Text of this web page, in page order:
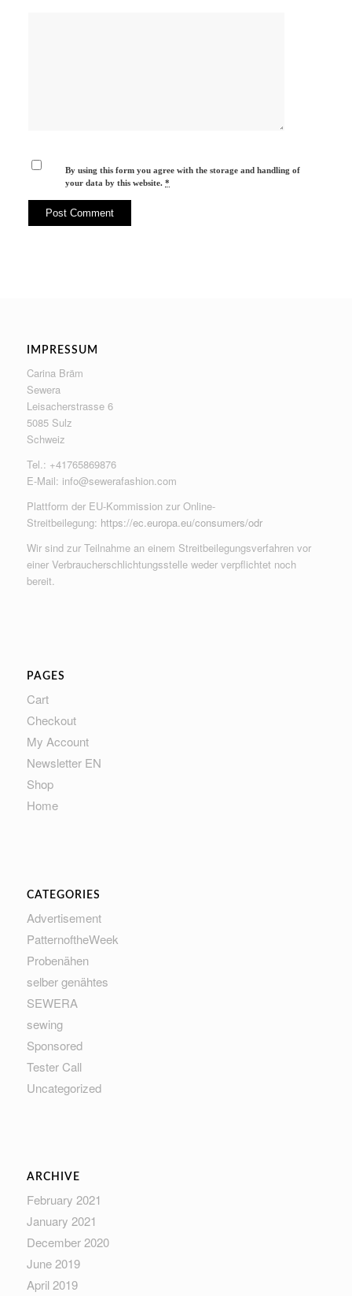
By using this form you agree with the storage and handling of
your data by this website.*
IMPRESSUM
Carina Bräm
Sewera
Leisacherstrasse 6
5085 Sulz
Schweiz
Tel.: +41765869876
E-Mail: info@sewerafashion.com
Plattform der EU-Kommission zur Online-
Streitbeilegung: https://ec.europa.eu/consumers/odr
Wir sind zur Teilnahme an einem Streitbeilegungsverfahren vor
einer Verbraucherschlichtungsstelle weder verpflichtet noch
bereit.
PAGES
Cart
Checkout
My Account
Newsletter EN
Shop
Home
CATEGORIES
Advertisement
PatternoftheWeek
Probenähen
selber genähtes
SEWERA
sewing
Sponsored
Tester Call
Uncategorized
ARCHIVE
February 2021
January 2021
December 2020
June 2019
April 2019